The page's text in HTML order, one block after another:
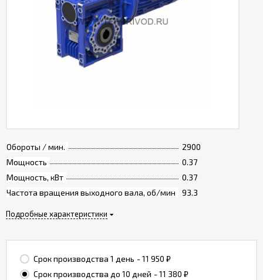
Обороты / мин.
2900
Мощность
0.37
Мощность, кВт
0.37
Частота вращения выходного вала, об/мин
93.3
Подробные характеристики
Срок производства 1 день - 11 950 ₽
Срок производства до 10 дней - 11 380 ₽